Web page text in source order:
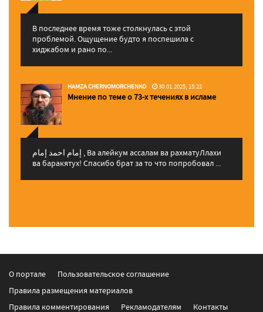
В последнее время тоже столкнулась с этой
проблемой. Ощущение будто я поспешила с
хиджабом и рано по...
HAMZA CHERNOMORCHENKO 30.01.2025, 15:22
Мнение по теме о 73-х течениях в исламе
إمام احمد إمام , Ва алейкум ассалам ва рахматуЛлахи
ва баракятух! Спасибо брат за то что попробовал ...
О портале
Пользовательское соглашение
Правила размещения материалов
Правила комментирования
Рекламодателям Контакты